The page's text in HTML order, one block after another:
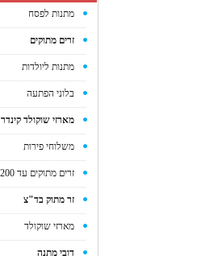
מתנות לפסח
זרים מתוקים
מתנות ליולדות
בלוני הפתעה
מארזי שוקולד קינדר
משלוחי פירות
זרים מתוקים עד 200 ש"ח
זר מתוק בד"צ
מארזי שוקולד
דובי מתנה